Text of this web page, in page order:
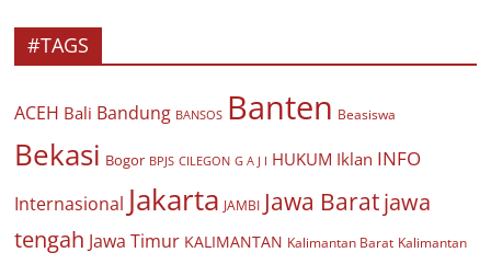
#TAGS
ACEH Bali Bandung BANSOS Banten Beasiswa
Bekasi Bogor BPJS CILEGON G A J I HUKUM Iklan INFO
Internasional Jakarta JAMBI Jawa Baratjawa
tengah Jawa Timur KALIMANTAN Kalimantan Barat Kalimantan